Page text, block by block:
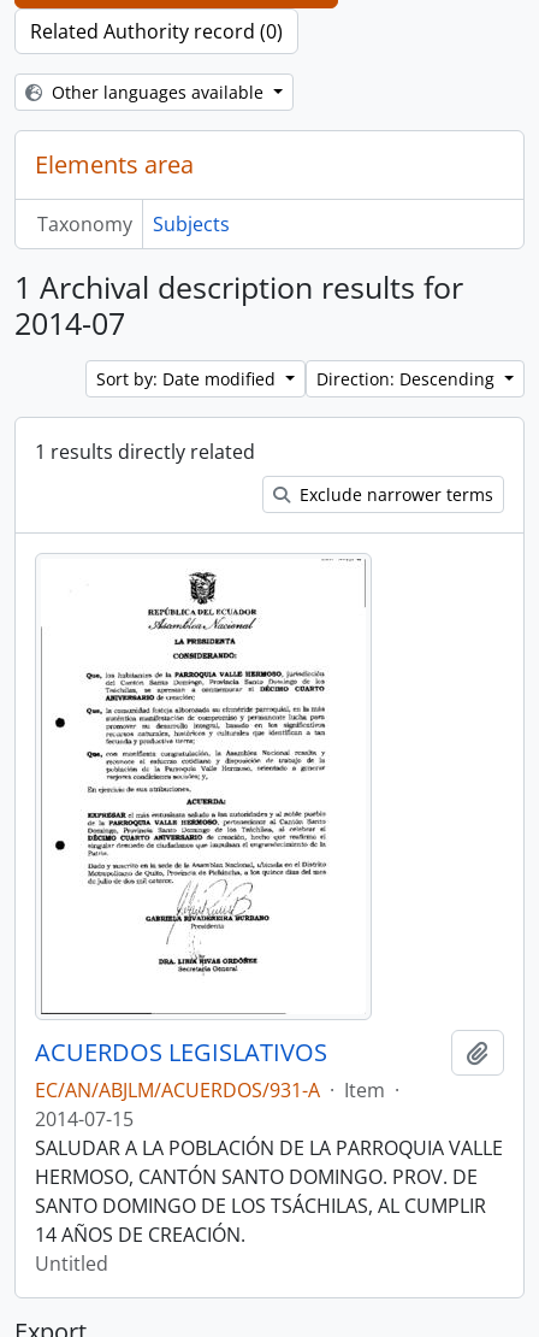
Related Authority record (0)
Other languages available
Elements area
Taxonomy Subjects
1 Archival description results for
2014-07
Sort by: Date modified Direction: Descending
1 results directly related
Exclude narrower terms
ACUERDOS LEGISLATIVOS
EC/AN/ABJLM/ACUERDOS/931-A · Item ·
2014-07-15
SALUDAR A LA POBLACIÓN DE LA PARROQUIA VALLE
HERMOSO, CANTÓN SANTO DOMINGO. PROV. DE
SANTO DOMINGO DE LOS TSÁCHILAS, AL CUMPLIR
14 AÑOS DE CREACIÓN.
Untitled